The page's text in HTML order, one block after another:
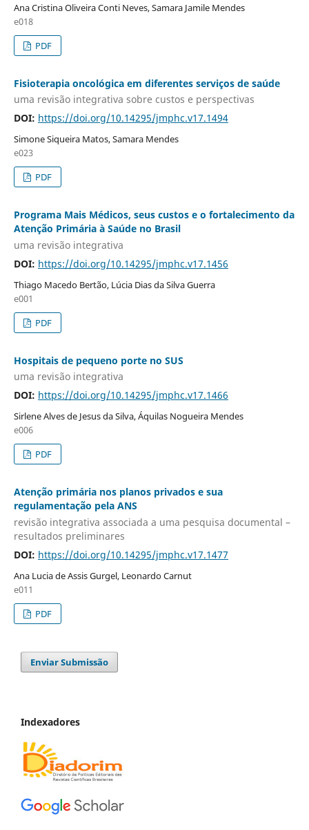
Ana Cristina Oliveira Conti Neves, Samara Jamile Mendes
e018
PDF
Fisioterapia oncológica em diferentes serviços de saúde
uma revisão integrativa sobre custos e perspectivas
DOI: https://doi.org/10.14295/jmphc.v17.1494
Simone Siqueira Matos, Samara Mendes
e023
PDF
Programa Mais Médicos, seus custos e o fortalecimento da
Atenção Primária à Saúde no Brasil
uma revisão integrativa
DOI: https://doi.org/10.14295/jmphc.v17.1456
Thiago Macedo Bertão, Lúcia Dias da Silva Guerra
e001
PDF
Hospitais de pequeno porte no SUS
uma revisão integrativa
DOI: https://doi.org/10.14295/jmphc.v17.1466
Sirlene Alves de Jesus da Silva, Áquilas Nogueira Mendes
e006
PDF
Atenção primária nos planos privados e sua
regulamentação pela ANS
revisão integrativa associada a uma pesquisa documental –
resultados preliminares
DOI: https://doi.org/10.14295/jmphc.v17.1477
Ana Lucia de Assis Gurgel, Leonardo Carnut
e011
PDF
Enviar Submissão
Indexadores